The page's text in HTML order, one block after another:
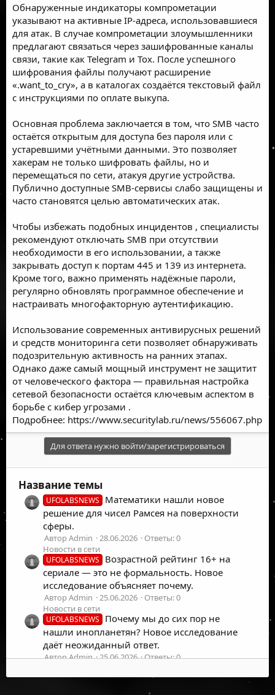
Обнаруженные индикаторы компрометации
указывают на активные IP-адреса, использовавшиеся
для атак. В случае компрометации злоумышленники
предлагают связаться через зашифрованные каналы
связи, такие как Telegram и Tox. После успешного
шифрования файлы получают расширение
«.want_to_cry», а в каталогах создаётся текстовый файл
с инструкциями по оплате выкупа.
Основная проблема заключается в том, что SMB часто
остаётся открытым для доступа без пароля или с
устаревшими учётными данными. Это позволяет
хакерам не только шифровать файлы, но и
перемещаться по сети, атакуя другие устройства.
Публично доступные SMB-сервисы слабо защищены и
часто становятся целью автоматических атак.
Чтобы избежать подобных инцидентов , специалисты
рекомендуют отключать SMB при отсутствии
необходимости в его использовании, а также
закрывать доступ к портам 445 и 139 из интернета.
Кроме того, важно применять надёжные пароли,
регулярно обновлять программное обеспечение и
настраивать многофакторную аутентификацию.
Использование современных антивирусных решений
и средств мониторинга сети позволяет обнаруживать
подозрительную активность на ранних этапах.
Однако даже самый мощный инструмент не защитит
от человеческого фактора — правильная настройка
сетевой безопасности остаётся ключевым аспектом в
борьбе с кибер угрозами .
Подробнее: https://www.securitylab.ru/news/556067.php
Для ответа нужно войти/зарегистрироваться
Название темы
UFOLABSNEWS
Математики нашли новое
решение для чисел Рамсея на поверхности
сферы.
Автор Admin 28.06.2026
Ответы: 0
Новости в сети
UFOLABSNEWS
Возрастной рейтинг 16+ на
сериале — это не формальность. Новое
исследование объясняет почему.
Автор Admin 25.06.2026
Ответы: 0
Новости в сети
UFOLABSNEWS
Почему мы до сих пор не
нашли инопланетян? Новое исследование
даёт неожиданный ответ.
Автор Admin 25.06.2026
Ответы: 0
Интересно Стив Джобс убил демографию.
Новое исследование связало спад